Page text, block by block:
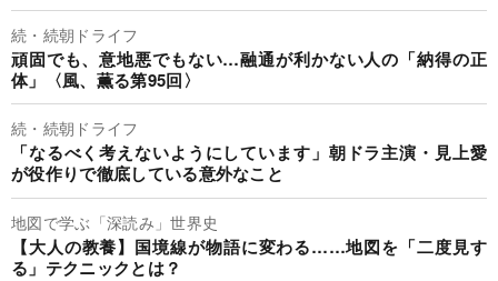
続・続朝ドライフ
頑固でも、意地悪でもない…融通が利かない人の「納得の正
体」〈風、薫る第95回〉
続・続朝ドライフ
「なるべく考えないようにしています」朝ドラ主演・見上愛
が役作りで徹底している意外なこと
地図で学ぶ「深読み」世界史
【大人の教養】国境線が物語に変わる……地図を「二度見す
る」テクニックとは？